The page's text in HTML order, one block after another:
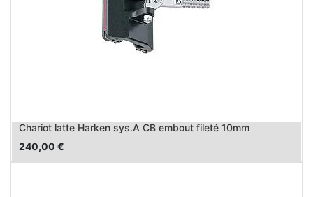
Chariot latte Harken sys.A CB embout fileté 10mm
240,00 €